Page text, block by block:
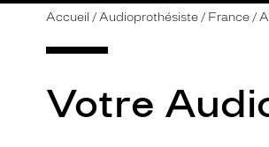
Accueil Audioprothésiste France
Votre